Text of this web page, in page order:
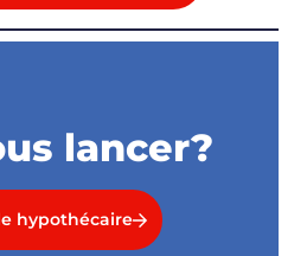
lancer?
hypothécaire